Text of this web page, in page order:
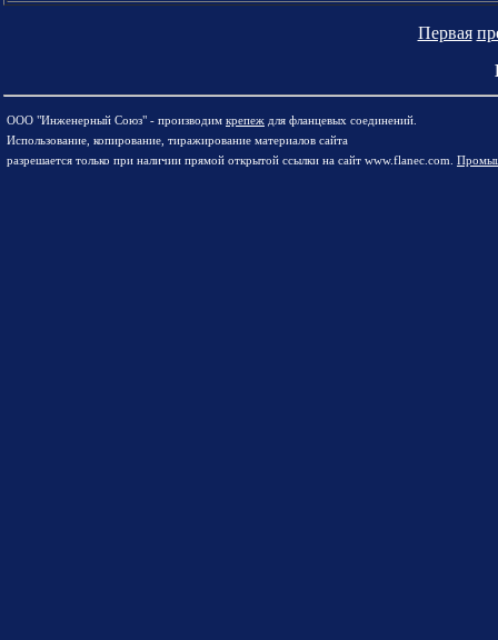
Первая
ООО "Инженерный Союз" - производим крепеж для фланцевых соединений.
Использование, копирование, тиражирование материалов сайта
разрешается только при наличии прямой открытой ссылки на сайт www.flanec.com.